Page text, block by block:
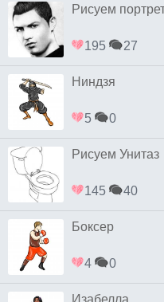
Рисуем
195 27
Ниндзя
5 0
Рисуем Унитаз
145 40
Боксер
4 0
Изабелла